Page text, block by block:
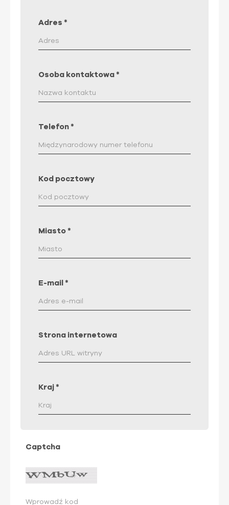
Adres *
Osoba kontaktowa *
Telefon *
Kod pocztowy
Miasto *
E-mail *
Strona internetowa
Kraj *
Captcha